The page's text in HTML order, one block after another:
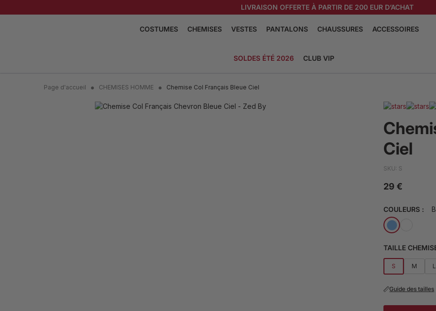
LIVRAISON OFFERTE À PARTIR DE 200 EUR D’ACHAT
COSTUMES
SMOKING
CHEMISES
CHEMISES COL FRANÇAIS
VESTES PANTALONS CHAUSSURES
VOIR LA COLLECTION
ACCESSOIRES
BOUTONNIÈRES À
BROCHES
CEINTURES DE
SOLDES ÉTÉ 2026 CLUB VIP
Page d'accueil CHEMISES HOMME Chemise Col Français Bleue Ciel
Ciel
SKU: S
29 €
COULEURS :
TAILLE
S M L
Guide des tailles